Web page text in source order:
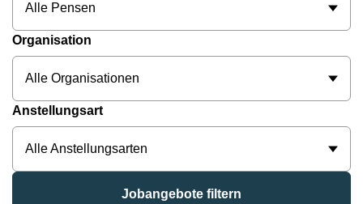
Alle Pensen
Organisation
Alle Organisationen
Anstellungsart
Alle Anstellungsarten
Jobangebote filtern